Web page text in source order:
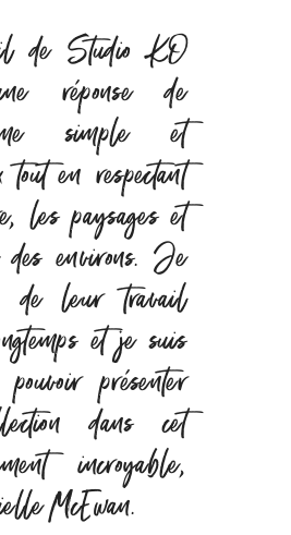
de Studio KO
réponse de
simple et
tout en respectant
les paysages et
des environs. Je
de leur travail
et je suis
présenter
dans cet
incroyable,
McEwan.